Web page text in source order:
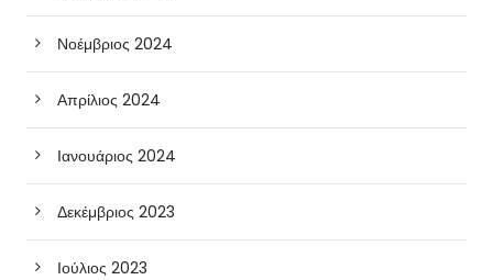
Νοέμβριος 2024
Απρίλιος 2024
Ιανουάριος 2024
Δεκέμβριος 2023
Ιούλιος 2023